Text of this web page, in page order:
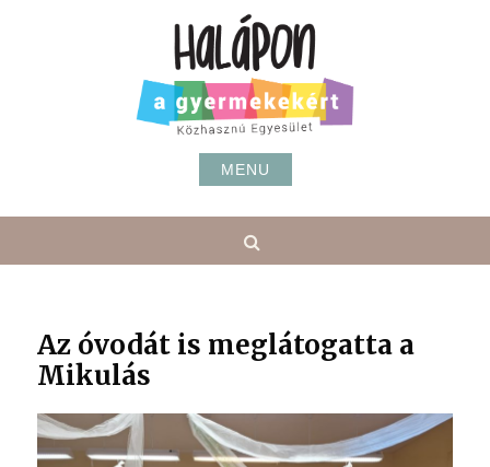
MENU
Az óvodát is meglátogatta a
Mikulás